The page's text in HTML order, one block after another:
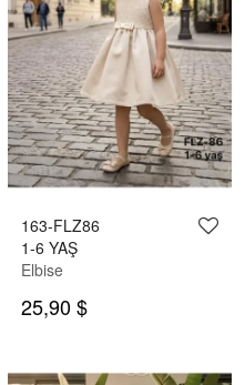
163-FLZ86
1-6 YAŞ
Elbise
25,90 $